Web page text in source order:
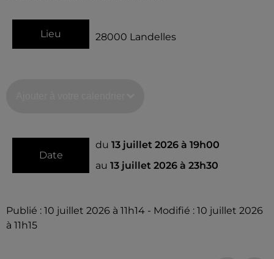
Lieu 28000 Landelles
Date
du 13 juillet 2026 à 19h00
au 13 juillet 2026 à 23h30
Publié : 10 juillet 2026 à 11h14 - Modifié : 10 juillet 2026
à 11h15